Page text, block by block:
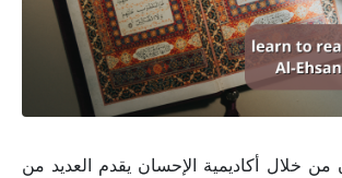
من خلال أكاديمية الإحسان يقدم العديد من